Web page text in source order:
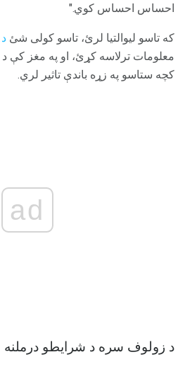
احساس احساس کوي."
که تاسو لیوالتیا لرئ، تاسو کولی شئ
معلومات ترلاسه کړئ، او په مغز کې د
کچه ستاسو په زړه باندې تاثیر لري.
ad
د زولوف سره د شرایطو درملنه